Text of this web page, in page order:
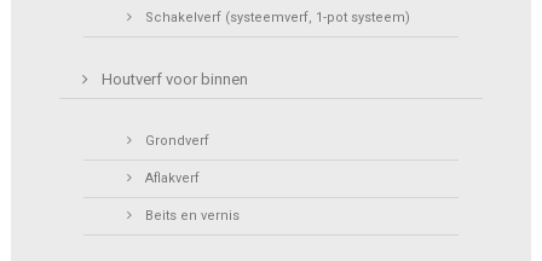
Schakelverf (systeemverf, 1-pot systeem)
Houtverf voor binnen
Grondverf
Aflakverf
Beits en vernis